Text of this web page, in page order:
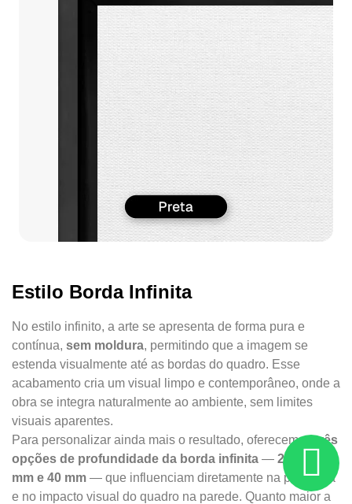
Estilo Borda Infinita
No estilo infinito, a arte se apresenta de forma pura e
contínua, sem moldura, permitindo que a imagem se
estenda visualmente até as bordas do quadro. Esse
acabamento cria um visual limpo e contemporâneo, onde a
obra se integra naturalmente ao ambiente, sem limites
visuais aparentes.
Para personalizar ainda mais o resultado, oferecemostrês
opções de profundidade da borda infinita — 22 mm, 34
mm e 40 mm — que influenciam diretamente na presença
e no impacto visual do quadro na parede. Quanto maior a